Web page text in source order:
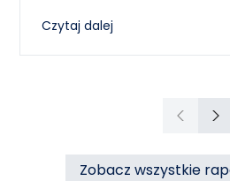
wieloletniej umowy
Przedsiębiorstwem
Dziedzicach („PIM”),
ciepła do miasta
Czytaj dalej
Zobacz wszystkie